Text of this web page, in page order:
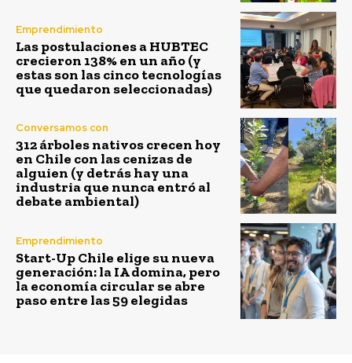
Emprendimiento
Las postulaciones a HUBTEC
crecieron 138% en un año (y
estas son las cinco tecnologías
que quedaron seleccionadas)
Conversamos con
312 árboles nativos crecen hoy
en Chile con las cenizas de
alguien (y detrás hay una
industria que nunca entró al
debate ambiental)
Emprendimiento
Start-Up Chile elige su nueva
generación: la IA domina, pero
la economía circular se abre
paso entre las 59 elegidas